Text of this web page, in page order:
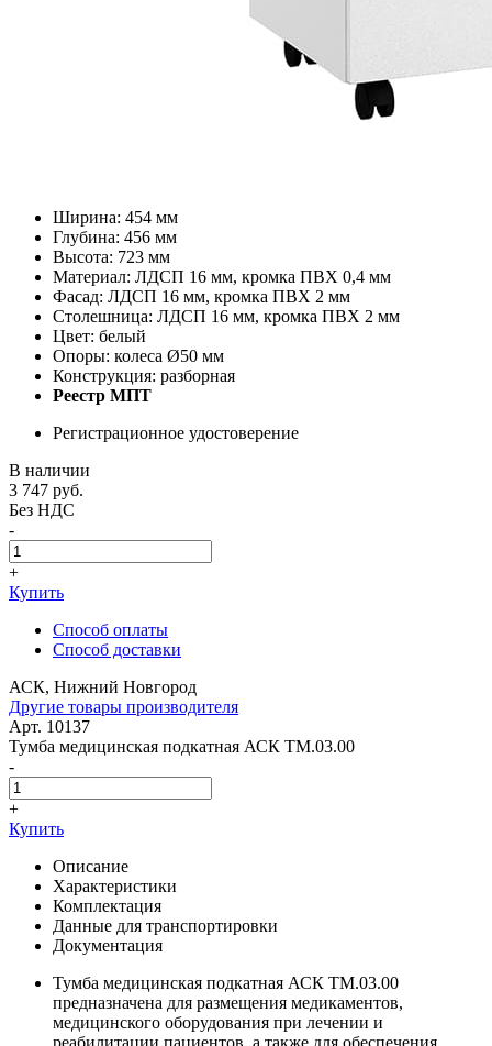
Ширина: 454 мм
Глубина: 456 мм
Высота: 723 мм
Материал: ЛДСП 16 мм, кромка ПВХ 0,4 мм
Фасад: ЛДСП 16 мм, кромка ПВХ 2 мм
Столешница: ЛДСП 16 мм, кромка ПВХ 2 мм
Цвет: белый
Опоры: колеса Ø50 мм
Конструкция: разборная
Реестр МПТ
Регистрационное удостоверение
В наличии
3 747 руб.
Без НДС
-
+
Купить
Способ оплаты
Способ доставки
АСК, Нижний Новгород
Другие товары производителя
Арт. 10137
Тумба медицинская подкатная АСК ТМ.03.00
-
+
Купить
Описание
Характеристики
Комплектация
Данные для транспортировки
Документация
Тумба медицинская подкатная АСК ТМ.03.00
предназначена для размещения медикаментов,
медицинского оборудования при лечении и
реабилитации пациентов, а также для обеспечения